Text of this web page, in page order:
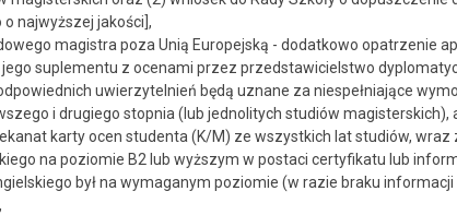
najwyższej jakości],
magistra poza Unią Europejską - dodatkowo opatrzenie
suplementu z ocenami przez przedstawicielstwo
uwierzytelnień będą uznane za niespełniające
i drugiego stopnia (lub jednolitych studiów
karty ocen studenta (K/M) ze wszystkich lat studiów, wraz
na poziomie B2 lub wyższym w postaci certyfikatu lub
był na wymaganym poziomie (w razie braku